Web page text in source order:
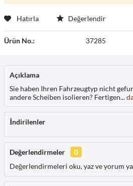
Hatırla Değerlendir
Ürün No.: 37285
Açıklama
Sie haben Ihren Fahrzeugtyp nicht
andere Scheiben isolieren? Fertigen...
İndirilenler
Değerlendirmeler
0
Değerlendirmeleri oku, yaz ve yorum